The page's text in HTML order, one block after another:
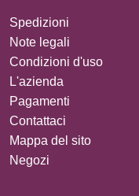
Spedizioni
Note legali
Condizioni d'uso
L'azienda
Pagamenti
Contattaci
Mappa del sito
Negozi